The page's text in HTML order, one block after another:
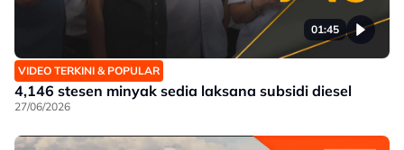
01:45
VIDEO TERKINI & POPULAR
4,146 stesen minyak sedia laksana subsidi diesel
27/06/2026